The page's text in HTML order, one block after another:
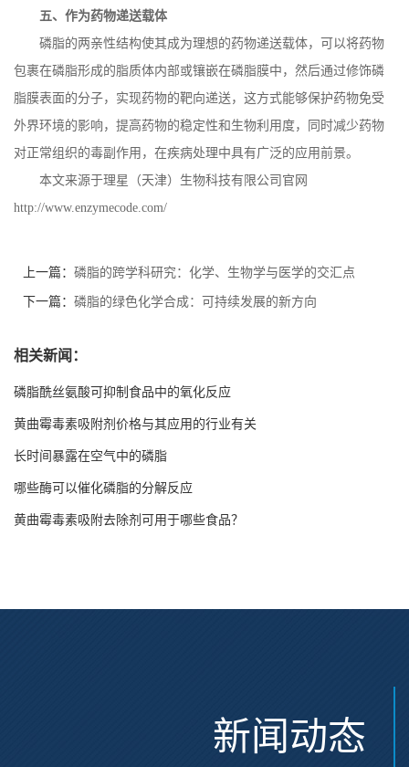
五、作为药物递送载体
磷脂的两亲性结构使其成为理想的药物递送载体，可以将药物
包裹在磷脂形成的脂质体内部或镶嵌在磷脂膜中，然后通过修饰磷
脂膜表面的分子，实现药物的靶向递送，这方式能够保护药物免受
外界环境的影响，提高药物的稳定性和生物利用度，同时减少药物
对正常组织的毒副作用，在疾病处理中具有广泛的应用前景。
本文来源于理星（天津）生物科技有限公司官网
http://www.enzymecode.com/
上一篇： 磷脂的跨学科研究：化学、生物学与医学的交汇点
下一篇： 磷脂的绿色化学合成：可持续发展的新方向
相关新闻：
磷脂酰丝氨酸可抑制食品中的氧化反应
黄曲霉毒素吸附剂价格与其应用的行业有关
长时间暴露在空气中的磷脂
哪些酶可以催化磷脂的分解反应
黄曲霉毒素吸附去除剂可用于哪些食品？
新闻动态